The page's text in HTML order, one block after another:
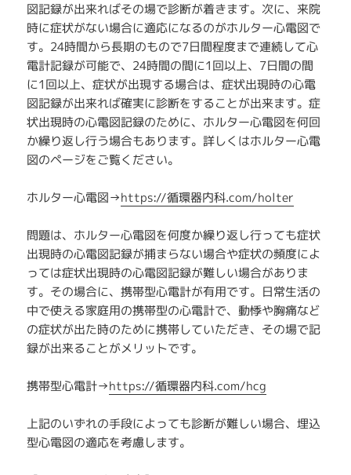
図記録が出来ればその場で診断が着きます。次に、来院
時に症状がない場合に適応になるのがホルター心電図で
す。24時間から長期のもので7日間程度まで連続して心
電計記録が可能で、24時間の間に1回以上、7日間の間
に1回以上、症状が出現する場合は、症状出現時の心電
図記録が出来れば確実に診断をすることが出来ます。症
状出現時の心電図記録のために、ホルター心電図を何回
か繰り返し行う場合もあります。詳しくはホルター心電
図のページをご覧ください。
ホルター心電図→https://循環器内科.com/holter
問題は、ホルター心電図を何度か繰り返し行っても症状
出現時の心電図記録が捕まらない場合や症状の頻度によ
っては症状出現時の心電図記録が難しい場合がありま
す。その場合に、携帯型心電計が有用です。日常生活の
中で使える家庭用の携帯型の心電計で、動悸や胸痛など
の症状が出た時のために携帯していただき、その場で記
録が出来ることがメリットです。
携帯型心電計→https://循環器内科.com/hcg
上記のいずれの手段によっても診断が難しい場合、埋込
型心電図の適応を考慮します。